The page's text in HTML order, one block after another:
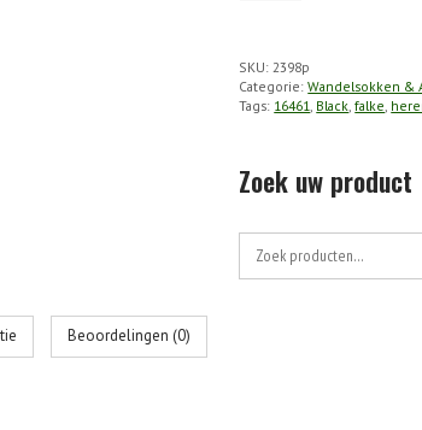
Ultralight
Heren
SKU:2398p
Categorie:Wandelsokken &
Tags: 16461, Black,falke,
Zoek uw product
Zoek
Beoordelingen (0)